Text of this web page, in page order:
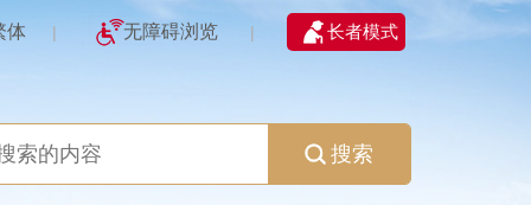
体 | 无障碍浏览 | 长者模式
搜索